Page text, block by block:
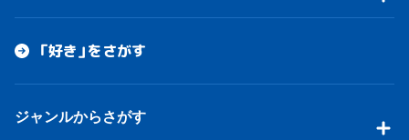
「好き」をさがす
ジャンルからさがす